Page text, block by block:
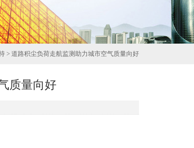
> 道路积尘负荷走航监测助力城市空气质量向好
质量向好